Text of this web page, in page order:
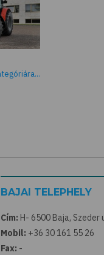
BAJAI TELEPHELY
Cím: H- 6500 Baja, Szeder
Mobil: +36 30 161 55 26
Fax: -